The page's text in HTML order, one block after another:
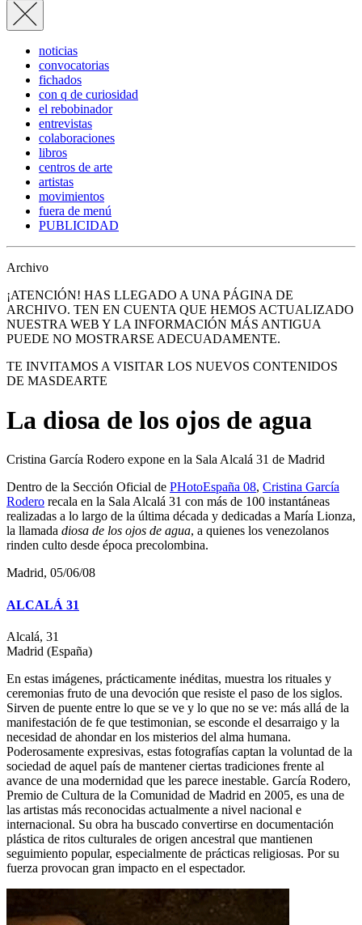
noticias
convocatorias
fichados
con q de curiosidad
el rebobinador
entrevistas
colaboraciones
libros
centros de arte
artistas
movimientos
fuera de menú
PUBLICIDAD
Archivo
¡ATENCIÓN! HAS LLEGADO A UNA PÁGINA DE
ARCHIVO. TEN EN CUENTA QUE HEMOS ACTUALIZADO
NUESTRA WEB Y LA INFORMACIÓN MÁS ANTIGUA
PUEDE NO MOSTRARSE ADECUADAMENTE.
TE INVITAMOS A VISITAR LOS NUEVOS CONTENIDOS
DE MASDEARTE
La diosa de los ojos de agua
Cristina García Rodero expone en la Sala Alcalá 31 de Madrid
Dentro de la Sección Oficial de PHotoEspaña 08, Cristina García
Rodero recala en la Sala Alcalá 31 con más de 100 instantáneas
realizadas a lo largo de la última década y dedicadas a María Lionza,
la llamada diosa de los ojos de agua, a quienes los venezolanos
rinden culto desde época precolombina.
Madrid, 05/06/08
ALCALÁ 31
Alcalá, 31
Madrid (España)
En estas imágenes, prácticamente inéditas, muestra los rituales y
ceremonias fruto de una devoción que resiste el paso de los siglos.
Sirven de puente entre lo que se ve y lo que no se ve: más allá de la
manifestación de fe que testimonian, se esconde el desarraigo y la
necesidad de ahondar en los misterios del alma humana.
Poderosamente expresivas, estas fotografías captan la voluntad de la
sociedad de aquel país de mantener ciertas tradiciones frente al
avance de una modernidad que les parece inestable. García Rodero,
Premio de Cultura de la Comunidad de Madrid en 2005, es una de
las artistas más reconocidas actualmente a nivel nacional e
internacional. Su obra ha buscado convertirse en documentación
plástica de ritos culturales de origen ancestral que mantienen
seguimiento popular, especialmente de prácticas religiosas. Por su
fuerza provocan gran impacto en el espectador.